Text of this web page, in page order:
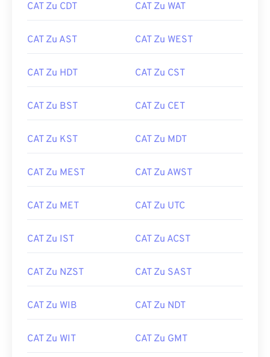
CAT Zu CDT CAT Zu WAT
CAT Zu AST CAT Zu WEST
CAT Zu HDT CAT Zu CST
CAT Zu BST CAT Zu CET
CAT Zu KST CAT Zu MDT
CAT Zu MEST CAT Zu AWST
CAT Zu MET CAT Zu UTC
CAT Zu IST CAT Zu ACST
CAT Zu NZST CAT Zu SAST
CAT Zu WIB CAT Zu NDT
CAT Zu WIT CAT Zu GMT